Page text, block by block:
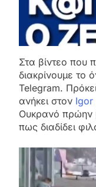
Στα βίντεο που
διακρίνουμε το
Telegram.
ανήκει στον Igor
Ουκρανό πρώην
πως διαδίδει